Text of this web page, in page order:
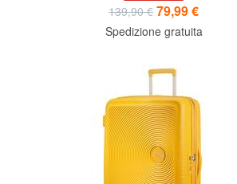
139,90 € 79,99 €
Spedizione gratuita